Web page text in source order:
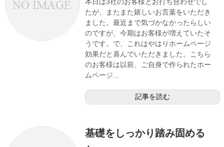
本日は3社のお客様とお打ち合わせでし
たが、またまた嬉しいお言葉をいただき
ました。最近まで気づかなかったらしい
のですが、今期はお客様が増えていたそ
うです。で、これはやはりホームページ
効果だと喜んでいただきました。こちら
のお客様は以前、ご自身で作られたホー
ムページ...
記事を読む
基礎をしっかり踏み固める